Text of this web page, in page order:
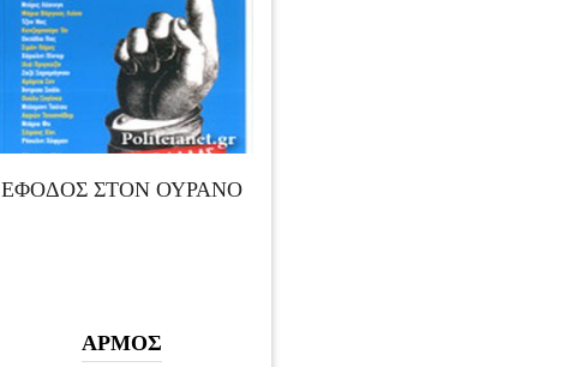
ΕΦΟΔΟΣ ΣΤΟΝ ΟΥΡΑΝΟ
ΑΡΜΟΣ